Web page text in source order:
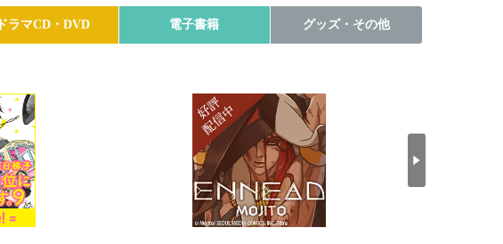
ドラマCD・DVD 電子書籍 グッズ・その他